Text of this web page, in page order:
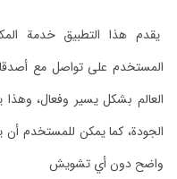
يقدم هذا التطبيق خدمة
المستخدم على تواصل مع
العالم بشكل يسير وفعال، وهذا
الجودة، كما يمكن للمستخدم
واضح دون أي تشويش